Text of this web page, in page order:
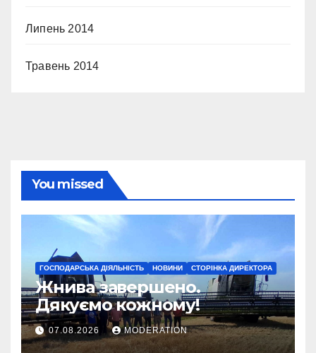
Липень 2014
Травень 2014
You missed
ГОСПОДАРСЬКА ДІЯЛЬНІСТЬ НОВИНИ СТОРІНКА ДИРЕКТОРА
Жнива завершено.
Дякуємо кожному!
07.08.2026 MODERATION